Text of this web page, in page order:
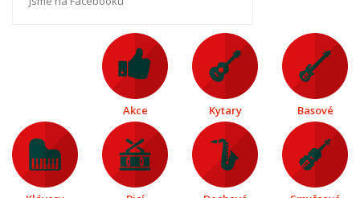
Akce Kytary Basové